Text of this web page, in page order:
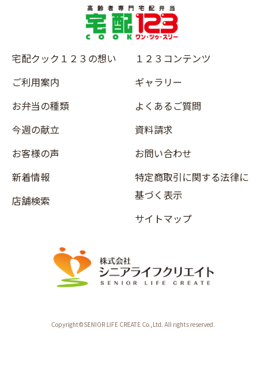
宅配クック１２３の想い
ご利用案内
お弁当の種類
今週の献立
お客様の声
新着情報
店舗検索
１２３コンテンツ
ギャラリー
よくあるご質問
資料請求
お問い合わせ
特定商取引に関する法律に
基づく表示
サイトマップ
Copyright©SENIOR LIFE CREATE Co.,Ltd. All rights reserved.